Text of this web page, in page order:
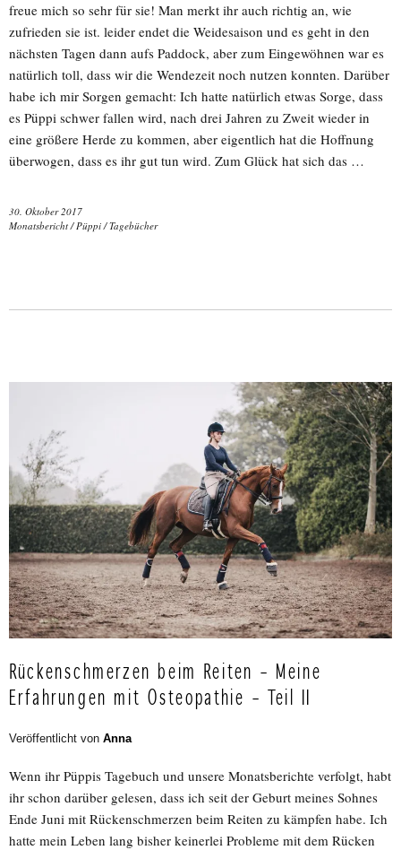
freue mich so sehr für sie! Man merkt ihr auch richtig an, wie
zufrieden sie ist. leider endet die Weidesaison und es geht in den
nächsten Tagen dann aufs Paddock, aber zum Eingewöhnen war es
natürlich toll, dass wir die Wendezeit noch nutzen konnten. Darüber
habe ich mir Sorgen gemacht: Ich hatte natürlich etwas Sorge, dass
es Püppi schwer fallen wird, nach drei Jahren zu Zweit wieder in
eine größere Herde zu kommen, aber eigentlich hat die Hoffnung
überwogen, dass es ihr gut tun wird. Zum Glück hat sich das …
30. Oktober 2017
Monatsbericht/Püppi/Tagebücher
Rückenschmerzen beim Reiten – Meine
Erfahrungen mit Osteopathie – Teil II
Veröffentlicht von Anna
Wenn ihr Püppis Tagebuch und unsere Monatsberichte verfolgt, habt
ihr schon darüber gelesen, dass ich seit der Geburt meines Sohnes
Ende Juni mit Rückenschmerzen beim Reiten zu kämpfen habe. Ich
hatte mein Leben lang bisher keinerlei Probleme mit dem Rücken